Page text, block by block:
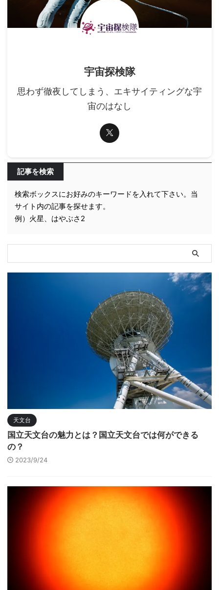
宇宙探検隊
思わず徹夜してしまう、エキサイティングな宇
宙のはなし
記事を検索
検索ボックスにお好みのキーワードを入れて下さい。当
サイト内の記事を探せます。
例）火星、はやぶさ2
天文台
国立天文台の魅力とは？国立天文台では何ができる
の？
2023/9/24